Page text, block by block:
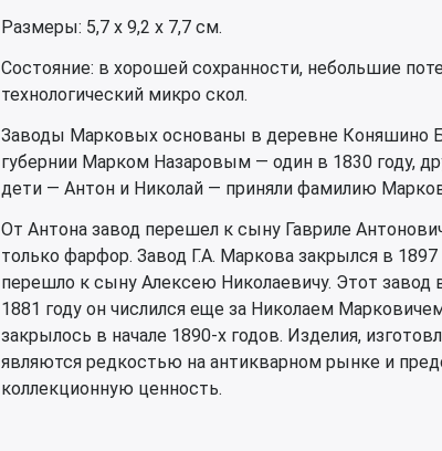
Размеры: 5,7 х 9,2 х 7,7 см.
Состояние: в хорошей сохранности, небольшие
технологический микро скол.
Заводы Марковых основаны в деревне Коняшино
губернии Марком Назаровым — один в 1830 году,
дети — Антон и Николай — приняли фамилию
От Антона завод перешел к сыну Гавриле
только фарфор. Завод Г.А. Маркова закрылся в
перешло к сыну Алексею Николаевичу. Этот завод
1881 году он числился еще за Николаем
закрылось в начале 1890-х годов. Изделия,
являются редкостью на антикварном рынке и
коллекционную ценность.